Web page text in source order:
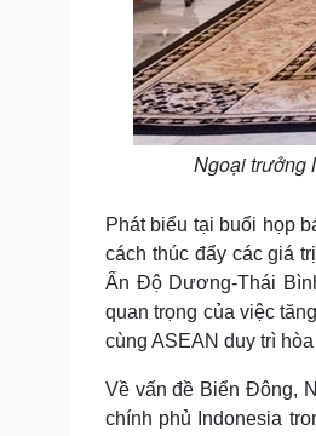
Ngoại trưởng
Phát biểu tại buổi họp
cách thúc đẩy các giá
Ấn Độ Dương-Thái
quan trọng của việc
cùng ASEAN duy trì
Về vấn đề Biển Đông,
chính phủ Indonesia